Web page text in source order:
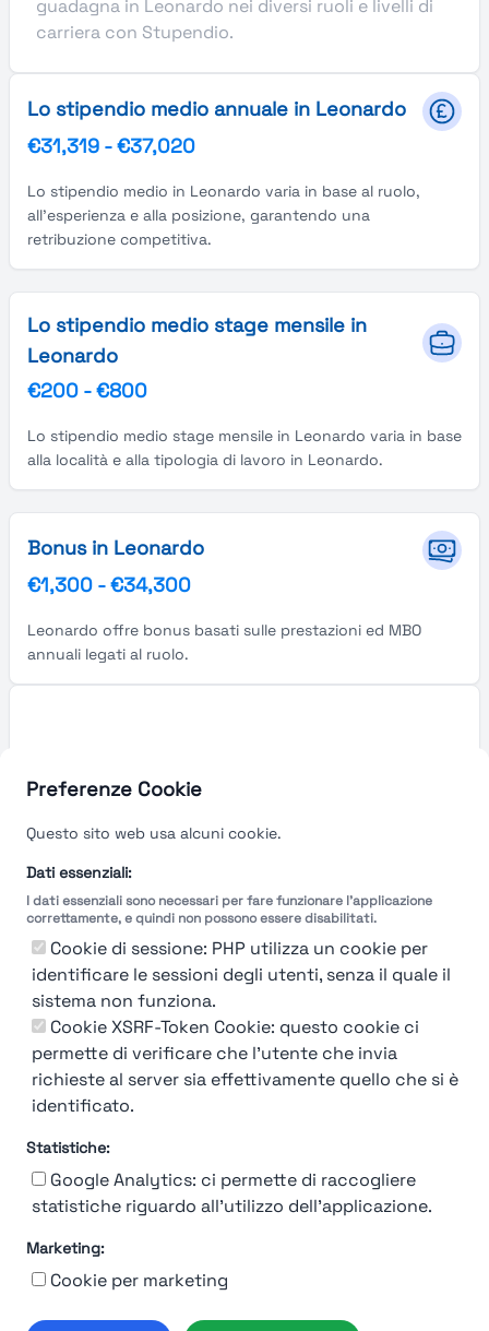
Preferenze Cookie
Questo sito web usa alcuni cookie.
Dati essenziali:
I dati essenziali sono necessari per fare funzionare l'applicazione
correttamente, e quindi non possono essere disabilitati.
Cookie di sessione: PHP utilizza un cookie per
identificare le sessioni degli utenti, senza il quale il
sistema non funziona.
Cookie XSRF-Token Cookie: questo cookie ci
permette di verificare che l'utente che invia
richieste al server sia effettivamente quello che si è
identificato.
Statistiche:
Google Analytics: ci permette di raccogliere
statistiche riguardo all'utilizzo dell'applicazione.
Marketing:
Cookie per marketing
guadagna in Leonardo nei diversi ruoli e livelli di
carriera con Stupendio.
Lo stipendio medio annuale in Leonardo
€31,319 -€37,020
Lo stipendio medio in Leonardo varia in base al ruolo,
all'esperienza e alla posizione, garantendo una
retribuzione competitiva.
Lo stipendio medio stage mensile in
Leonardo
€200 -€800
Lo stipendio medio stage mensile in Leonardo varia in base
alla località e alla tipologia di lavoro in Leonardo.
Bonus in Leonardo
€1,300 -€34,300
Leonardo offre bonus basati sulle prestazioni ed MBO
annuali legati al ruolo.
You're Not logged in
LoginorIscrivitiper vedere
Termini e Condizioni
© 2019-2026 Stupendio. Tutti i diritti riservati | Smarteris S.r.l. P.IVA